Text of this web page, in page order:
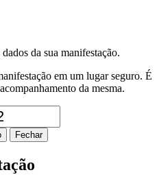
da sua manifestação.
em um lugar seguro. É
da mesma.
Fechar